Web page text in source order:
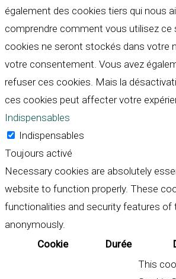
également des cookies tiers qui nous
comprendre comment vous utilisez ce
cookies ne seront stockés dans votre
votre consentement. Vous avez
refuser ces cookies. Mais la
ces cookies peut affecter votre
Indispensables
Indispensables
Toujours activé
Necessary cookies are absolutely
website to function properly. These
functionalities and security features of
anonymously.
Cookie
Durée
This